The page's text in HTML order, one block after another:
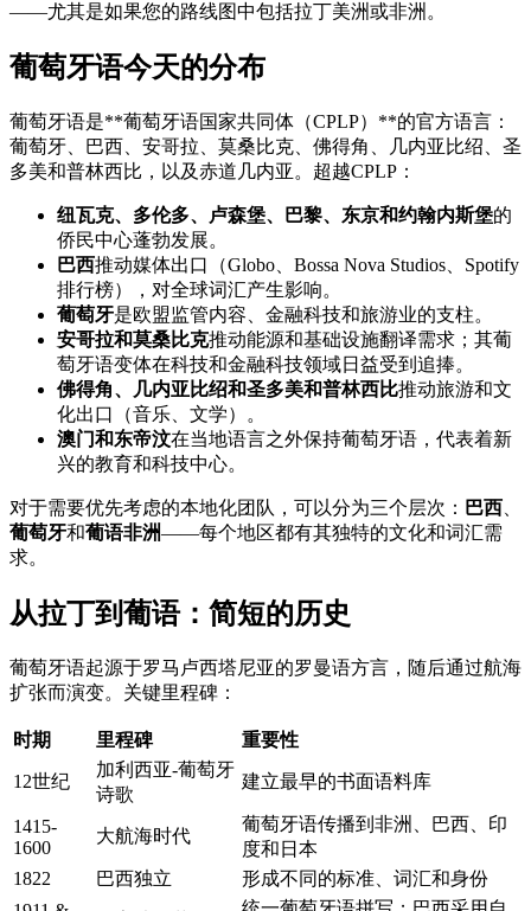
——尤其是如果您的路线图中包括拉丁美洲或非洲。
葡萄牙语今天的分布
葡萄牙语是**葡萄牙语国家共同体（CPLP）**的官方语言：
葡萄牙、巴西、安哥拉、莫桑比克、佛得角、几内亚比绍、圣
多美和普林西比，以及赤道几内亚。超越CPLP：
纽瓦克、多伦多、卢森堡、巴黎、东京和约翰内斯堡的
侨民中心蓬勃发展。
巴西推动媒体出口（Globo、Bossa Nova Studios、Spotify
排行榜），对全球词汇产生影响。
葡萄牙是欧盟监管内容、金融科技和旅游业的支柱。
安哥拉和莫桑比克推动能源和基础设施翻译需求；其葡
萄牙语变体在科技和金融科技领域日益受到追捧。
佛得角、几内亚比绍和圣多美和普林西比推动旅游和文
化出口（音乐、文学）。
澳门和东帝汶在当地语言之外保持葡萄牙语，代表着新
兴的教育和科技中心。
对于需要优先考虑的本地化团队，可以分为三个层次： 巴西
葡萄牙和葡语非洲——每个地区都有其独特的文化和词汇需
求。
从拉丁到葡语：简短的历史
葡萄牙语起源于罗马卢西塔尼亚的罗曼语方言，随后通过航海
扩张而演变。关键里程碑：
时期 里程碑 重要性
12世纪
加利西亚-葡萄牙
诗歌
建立最早的书面语料库
1415-
1600
大航海时代
葡萄牙语传播到非洲、巴西、印
度和日本
1822
巴西独立
形成不同的标准、词汇和身份